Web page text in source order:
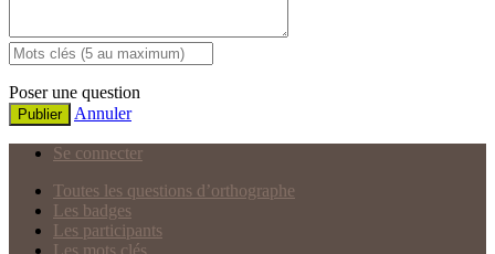
Poser une question
Publier Annuler
Se connecter
Toutes les questions d’orthographe
Les badges
Les participants
Les mots clés